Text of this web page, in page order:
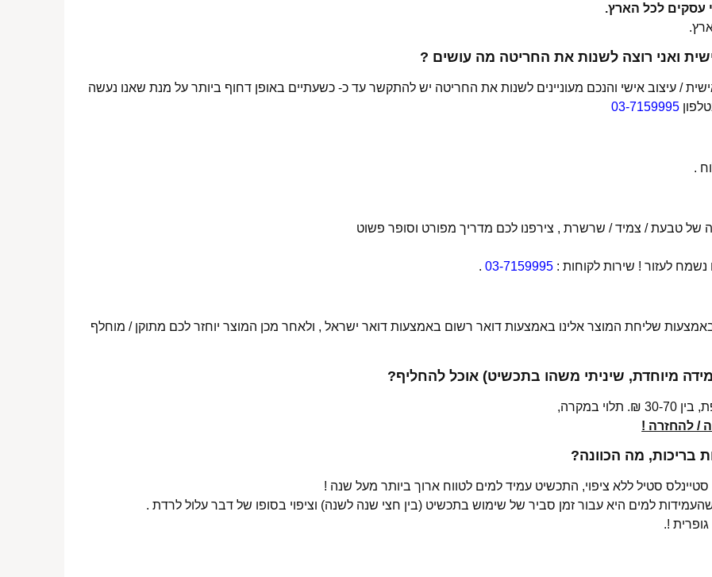
ואני רוצה לשנות את החריטה מה עושים ?
/ עיצוב אישי והנכם מעוניינים לשנות את החריטה יש להתקשר עד כ- כשעתיים באופן דחוף ביותר על מנת שאנו נעשה
03-7159995
.
טבעת / צמיד / שרשרת , צירפנו לכם מדריך מפורט וסופר פשוט
לעזור ! שירות לקוחות : 03-7159995
.
באמצעות שליחת המוצר אלינו באמצעות דואר רשום באמצעות דואר ישראל , ולאחר מכן המוצר יוחזר לכם מתוקן / מוחלף
מיוחדת, שיניתי משהו בתכשיט) אוכל להחליף?
במקרה,
/ להחזרה !
מה הכוונה?